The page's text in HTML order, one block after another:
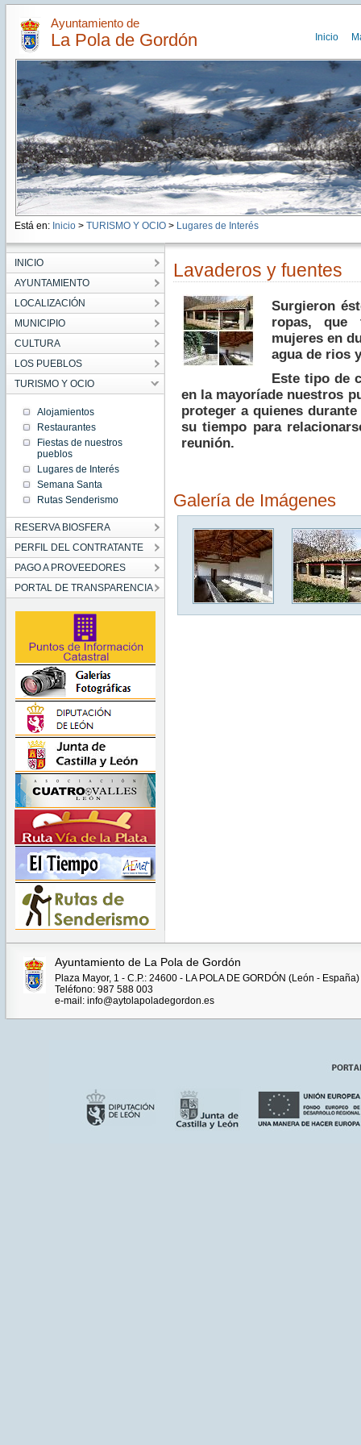
Ayuntamiento de
La Pola de Gordón Inicio
Está en: Inicio > TURISMO Y OCIO> Lugares de Interés
INICIO
AYUNTAMIENTO
LOCALIZACIÓN
MUNICIPIO
CULTURA
LOS PUEBLOS
TURISMO Y OCIO
Alojamientos
Restaurantes
Fiestas de nuestros
pueblos
Lugares de Interés
Semana Santa
Rutas Senderismo
RESERVA BIOSFERA
PERFIL DEL CONTRATANTE
PAGO A PROVEEDORES
PORTAL DE TRANSPARENCIA
Lavaderos y fuentes
Surgieron
ropas, que
mujeres en
agua de rios
Este tipo de
en la mayoríade nuestros
proteger a quienes
su tiempo para
reunión.
Galería de Imágenes
Ayuntamiento de La Pola de Gordón
Plaza Mayor, 1 - C.P.: 24600 - LA POLA DE GORDÓN (León - España)
Teléfono: 987 588 003
e-mail: info@aytolapoladegordon.es